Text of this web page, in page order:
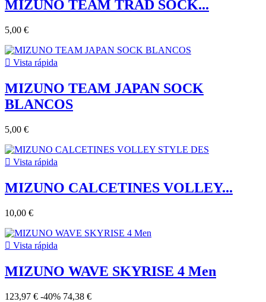
MIZUNO TEAM TRAD SOCK...
5,00 €
 Vista rápida
MIZUNO TEAM JAPAN SOCK
BLANCOS
5,00 €
 Vista rápida
MIZUNO CALCETINES VOLLEY...
10,00 €
 Vista rápida
MIZUNO WAVE SKYRISE 4 Men
123,97 € -40% 74,38 €